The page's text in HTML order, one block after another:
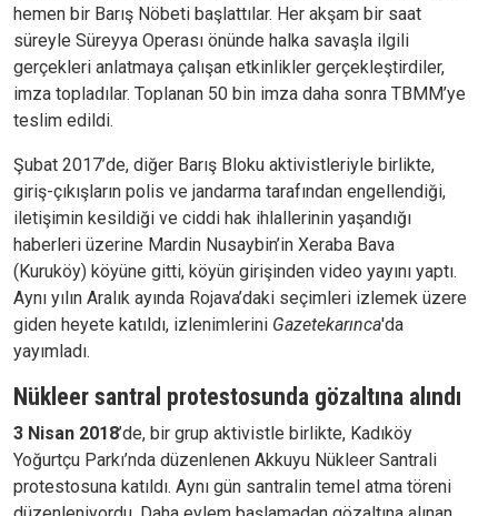
hemen bir Barış Nöbeti başlattılar. Her akşam bir saat
süreyle Süreyya Operası önünde halka savaşla ilgili
gerçekleri anlatmaya çalışan etkinlikler gerçekleştirdiler,
imza topladılar. Toplanan 50 bin imza daha sonra TBMM’ye
teslim edildi.
Şubat 2017’de, diğer Barış Bloku aktivistleriyle birlikte,
giriş-çıkışların polis ve jandarma tarafından engellendiği,
iletişimin kesildiği ve ciddi hak ihlallerinin yaşandığı
haberleri üzerine Mardin Nusaybin’in Xeraba Bava
(Kuruköy) köyüne gitti, köyün girişinden video yayını yaptı.
Aynı yılın Aralık ayında Rojava’daki seçimleri izlemek üzere
giden heyete katıldı, izlenimlerini Gazetekarınca'da
yayımladı.
Nükleer santral protestosunda gözaltına alındı
3 Nisan 2018’de, bir grup aktivistle birlikte, Kadıköy
Yoğurtçu Parkı’nda düzenlenen Akkuyu Nükleer Santrali
protestosuna katıldı. Aynı gün santralin temel atma töreni